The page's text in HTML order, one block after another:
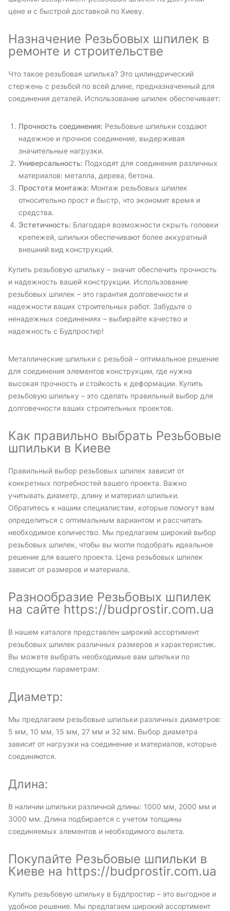
цене и с быстрой доставкой по Киеву.
Назначение Резьбовых шпилек в
ремонте и строительстве
Что такое резьбовая шпилька? Это цилиндрический
стержень с резьбой по всей длине, предназначенный для
соединения деталей. Использование шпилек обеспечивает:
Прочность соединения: Резьбовые шпильки создают
надежное и прочное соединение, выдерживая
значительные нагрузки.
Универсальность: Подходят для соединения различных
материалов: металла, дерева, бетона.
Простота монтажа: Монтаж резьбовых шпилек
относительно прост и быстр, что экономит время и
средства.
Эстетичность: Благодаря возможности скрыть головки
крепежей, шпильки обеспечивают более аккуратный
внешний вид конструкций.
Купить резьбовую шпильку – значит обеспечить прочность
и надежность вашей конструкции. Использование
резьбовых шпилек – это гарантия долговечности и
надежности ваших строительных работ. Забудьте о
ненадежных соединениях – выбирайте качество и
надежность с Будпростир!
Металлические шпильки с резьбой – оптимальное решение
для соединения элементов конструкции, где нужна
высокая прочность и стойкость к деформации. Купить
резьбовую шпильку – это сделать правильный выбор для
долговечности ваших строительных проектов.
Как правильно выбрать Резьбовые
шпильки в Киеве
Правильный выбор резьбовых шпилек зависит от
конкретных потребностей вашего проекта. Важно
учитывать диаметр, длину и материал шпильки.
Обратитесь к нашим специалистам, которые помогут вам
определиться с оптимальным вариантом и рассчитать
необходимое количество. Мы предлагаем широкий выбор
резьбовых шпилек, чтобы вы могли подобрать идеальное
решение для вашего проекта. Цена резьбовых шпилек
зависит от размеров и материала.
Разнообразие Резьбовых шпилек
на сайте https://budprostir.com.ua
В нашем каталоге представлен широкий ассортимент
резьбовых шпилек различных размеров и характеристик.
Вы можете выбрать необходимые вам шпильки по
следующим параметрам:
Диаметр:
Мы предлагаем резьбовые шпильки различных диаметров:
5 мм, 10 мм, 15 мм, 27 мм и 32 мм. Выбор диаметра
зависит от нагрузки на соединение и материалов, которые
соединяются.
Длина:
В наличии шпильки различной длины: 1000 мм, 2000 мм и
3000 мм. Длина подбирается с учетом толщины
соединяемых элементов и необходимого вылета.
Покупайте Резьбовые шпильки в
Киеве на https://budprostir.com.ua
Купить резьбовую шпильку в Будпростир – это выгодное и
удобное решение. Мы предлагаем широкий ассортимент